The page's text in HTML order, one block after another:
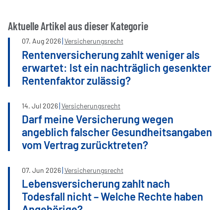
Aktuelle Artikel aus dieser Kategorie
07. Aug2026 Versicherungsrecht
Rentenversicherung zahlt weniger als
erwartet: Ist ein nachträglich gesenkter
Rentenfaktor zulässig?
14. Jul 2026 Versicherungsrecht
Darf meine Versicherung wegen
angeblich falscher Gesundheitsangaben
vom Vertrag zurücktreten?
07. Jun 2026 Versicherungsrecht
Lebensversicherung zahlt nach
Todesfall nicht – Welche Rechte haben